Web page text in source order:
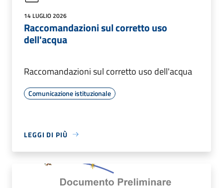
14 LUGLIO 2026
Raccomandazioni sul corretto uso
dell'acqua
Raccomandazioni sul corretto uso dell'acqua
Comunicazione istituzionale
LEGGI DI PIÙ